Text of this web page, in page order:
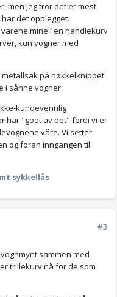
men jeg tror det er mest
det opplegget.
mine i en handlekurv
kun vogner med
på nøkkelknippet
i sånne vogner.
kundevennlig
har "godt av det" fordi vi er
våre. Vi setter
og foran inngangen til
sykkellås
#3
sammen med
trillekurv nå for de som